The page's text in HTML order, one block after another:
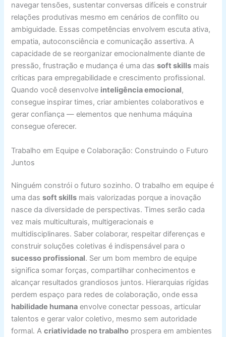
navegar tensões, sustentar conversas difíceis e construir
relações produtivas mesmo em cenários de conflito ou
ambiguidade. Essas competências envolvem escuta ativa,
empatia, autoconsciência e comunicação assertiva. A
capacidade de se reorganizar emocionalmente diante de
pressão, frustração e mudança é uma dassoft skills mais
críticas para empregabilidade e crescimento profissional.
Quando você desenvolve inteligência emocional,
consegue inspirar times, criar ambientes colaborativos e
gerar confiança — elementos que nenhuma máquina
consegue oferecer.
Trabalho em Equipe e Colaboração: Construindo o Futuro
Juntos
Ninguém constrói o futuro sozinho. O trabalho em equipe é
uma dassoft skills mais valorizadas porque a inovação
nasce da diversidade de perspectivas. Times serão cada
vez mais multiculturais, multigeracionais e
multidisciplinares. Saber colaborar, respeitar diferenças e
construir soluções coletivas é indispensável para o
sucesso profissional. Ser um bom membro de equipe
significa somar forças, compartilhar conhecimentos e
alcançar resultados grandiosos juntos. Hierarquias rígidas
perdem espaço para redes de colaboração, onde essa
habilidade humana envolve conectar pessoas, articular
talentos e gerar valor coletivo, mesmo sem autoridade
formal. Acriatividade no trabalho prospera em ambientes